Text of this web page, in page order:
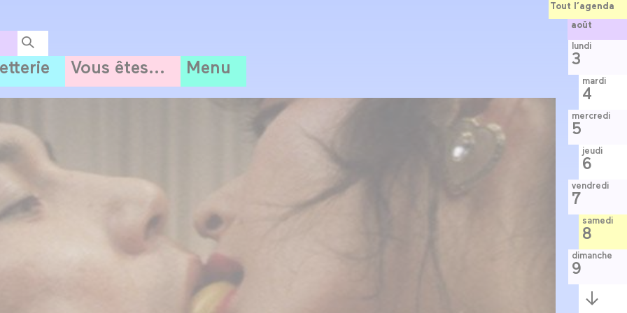
Vous êtes... Menu
Tout l’agenda
août
lundi
3
mardi
4
mercredi
5
jeudi
6
vendredi
7
samedi
8
dimanche
9
Semaine
suivante